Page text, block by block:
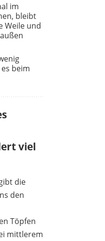
im
bleibt
Weile und
beim
viel
die
den
Töpfen
mittlerem